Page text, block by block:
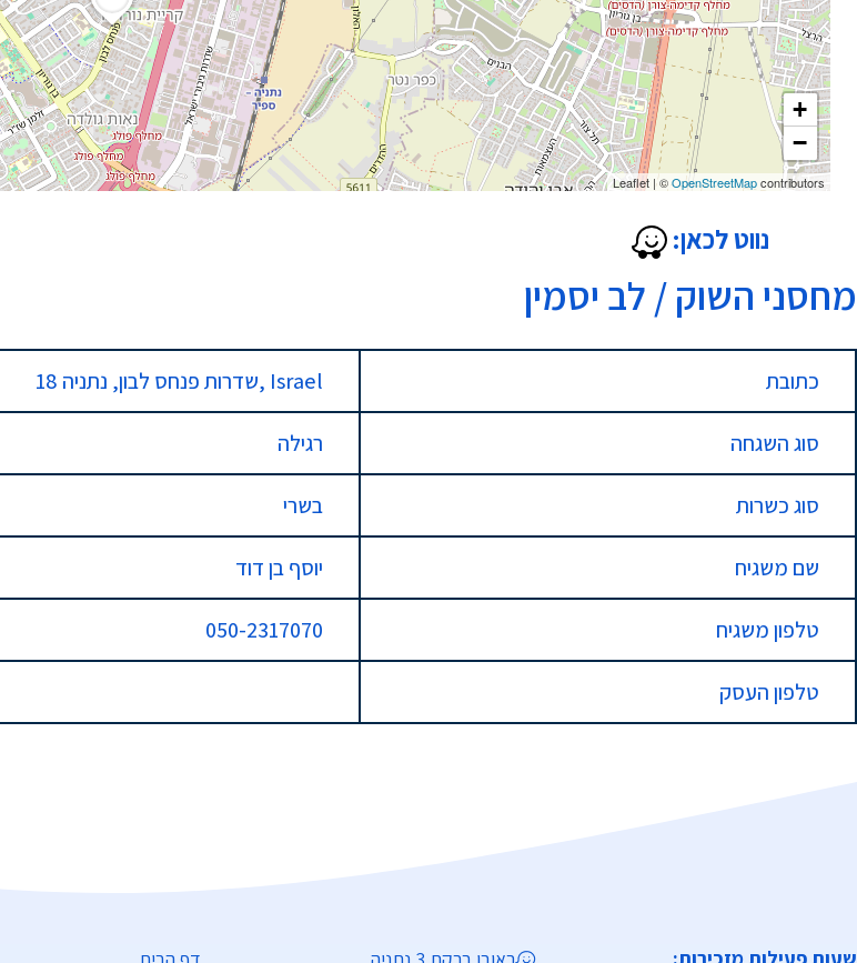
+
−
Leaflet |©OpenStreetMapcontributors
נווט לכאן:
מחסני השוק / לב יסמין
כתובת 18 שדרות פנחס לבון, נתניה, Israel
סוג השגחה רגילה
סוג כשרות בשרי
שם משגיח יוסף בן דוד
טלפון משגיח 050-2317070
טלפון העסק